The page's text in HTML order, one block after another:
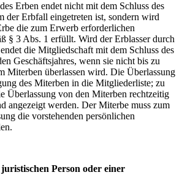
Erben endet nicht mit dem Schluss des
der Erbfall eingetreten ist, sondern wird
die zum Erwerb erforderlichen
§ 3 Abs. 1 erfüllt. Wird der Erblasser durch
die Mitgliedschaft mit dem Schluss des
Geschäftsjahres, wenn sie nicht bis zu
Miterben überlassen wird. Die Überlassung
des Miterben in die Mitgliederliste; zu
Überlassung von den Miterben rechtzeitig
angezeigt werden. Der Miterbe muss zum
die vorstehenden persönlichen
Person oder einer